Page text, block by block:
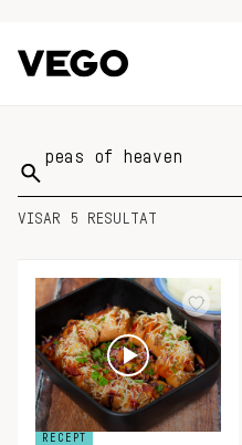
Sök
på:
VISAR 5 RESULTAT
RECEPT